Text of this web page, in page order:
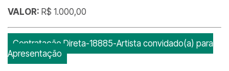
VALOR: R$ 1.000,00
Contratação Direta-18885-Artista convidado(a) para
Apresentação